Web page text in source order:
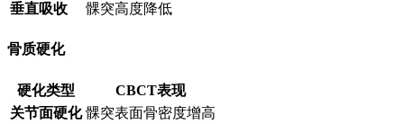
垂直吸收
髁突高度降低
骨质硬化
硬化类型
CBCT表现
关节面硬化 髁突表面骨密度增高